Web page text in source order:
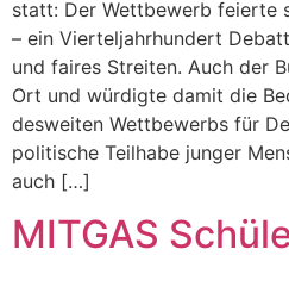
statt: Der Wet­tbe­werb feierte
– ein Viertel­jahrhun­dert
und faires Stre­it­en. Auch der
Ort und würdigte damit die
desweit­en Wet­tbe­werbs für
poli­tis­che Teil­habe junger
auch […]
MITGAS